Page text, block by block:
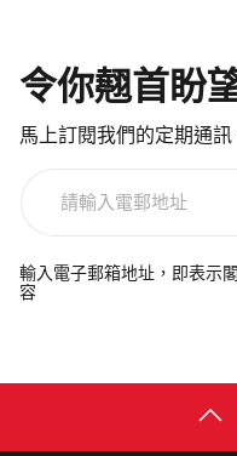
令你翹首盼
馬上訂閱我們的定期通
電
郵
輸入電子郵箱地址，即表示
容